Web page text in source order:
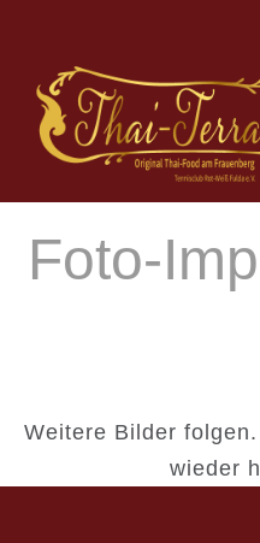
Foto-
Weitere Bilder
wieder